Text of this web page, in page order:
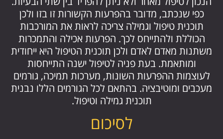
כפי שנכתב, מדובר בהפרעות הקשורות זו בזו ולכן
תוכנית טיפול וגמילה צריכה לראות את המורכבות
הכוללת ולהתייחס לכך. הפרעות אכילה והתמכרות
משתנות מאדם לאדם ולכן תוכנית הטיפול היא ייחודית
ומותאמת. בעת פניה לטיפול ישנה התייחסות
לעוצמות ההפרעות השונות, מערכות תמיכה, גורמים
מעכבים ומוטיבציה. בהתאם לכל הגורמים הללו נבנית
תוכנית גמילה וטיפול.
לסיכום